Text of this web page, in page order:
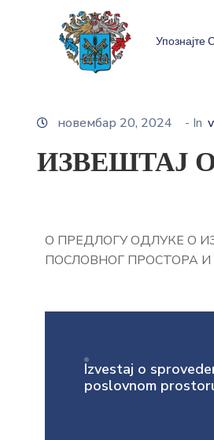
Упознајте
новембар 20, 2024 - In
ИЗВЕШТАЈ
О ПРЕДЛОГУ ОДЛУКЕ О
ПОСЛОВНОГ ПРОСТОРА
Izvestaj o
poslovnom